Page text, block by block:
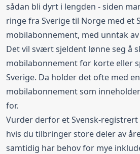
sådan bli dyrt i lengden - siden
ringe fra Sverige til Norge med et
mobilabonnement, med unntak av
Det vil svært sjeldent lønne seg å
mobilabonnement for korte eller
Sverige. Da holder det ofte med
mobilabonnement som
for.
Vurder derfor et Svensk-
hvis du tilbringer store deler av
samtidig har behov for mye